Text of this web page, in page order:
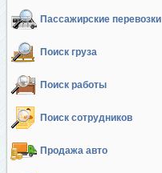
Пассажирские перевозки
Поиск груза
Поиск работы
Поиск сотрудников
Продажа авто